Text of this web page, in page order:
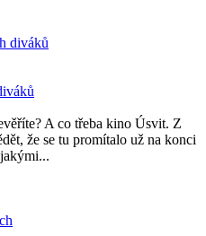
A co třeba kino Úsvit. Z
že se tu promítalo už na konci